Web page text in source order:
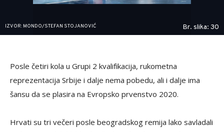
IZVOR: MONDO/STEFAN STOJANOVIĆ Br. slika: 30
Posle četiri kola u Grupi 2 kvalifikacija, rukometna
reprezentacija Srbije i dalje nema pobedu, ali i dalje ima
šansu da se plasira na Evropsko prvenstvo 2020.
Hrvati su tri večeri posle beogradskog remija lako savladali